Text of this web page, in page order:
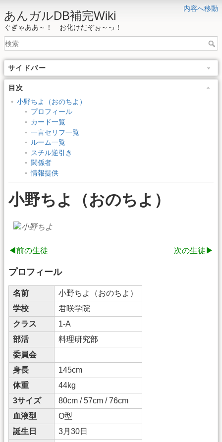
内容へ移動
あんガルDB補完Wiki
ぐぎゃああ～！ お化けだぞぉ～っ！
サイドバー
目次
小野ちよ（おのちよ）
プロフィール
カード一覧
一言セリフ一覧
ルーム一覧
スチル逆引き
関係者
情報提供
小野ちよ（おのちよ）
◀前の生徒 次の生徒▶
プロフィール
名前
小野ちよ（おのちよ）
学校
君咲学院
クラス
1-A
部活
料理研究部
委員会
身長
145cm
体重
44kg
3サイズ
80cm / 57cm / 76cm
血液型
O型
誕生日
3月30日